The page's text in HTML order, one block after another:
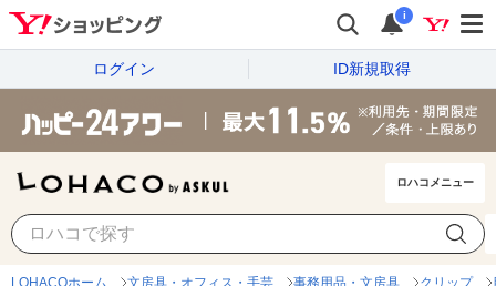
i
ログイン ID新規取得
ロハコメニュー